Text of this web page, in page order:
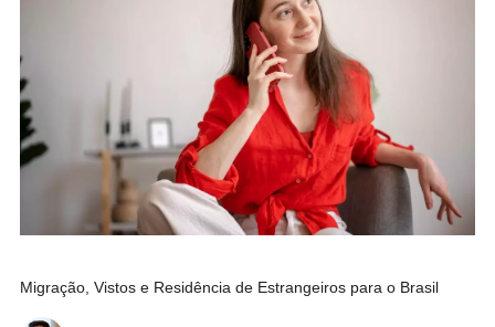
Migração, Vistos e Residência de Estrangeiros para o Brasil